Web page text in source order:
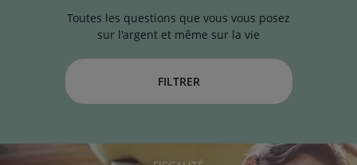
Toutes les questions que vous vous posez
sur l'argent et même sur la vie
FILTRER